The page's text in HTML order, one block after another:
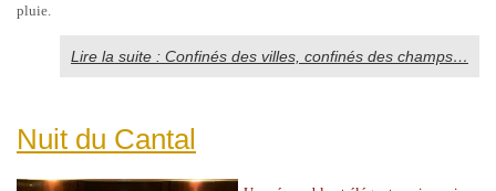
pluie.
Lire la suite : Confinés des villes, confinés des champs…
Nuit du Cantal